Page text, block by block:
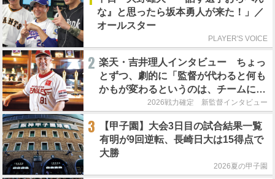
な』と思ったら坂本勇人が来た！」／
オールスター
PLAYER'S VOICE
2 楽天・吉井理人インタビュー ちょっ
とずつ、劇的に「監督が代わると何も
かもが変わるというのは、チームにと
って良くないことなんです」
2026戦力確定 新監督インタビュー
3
【甲子園】大会3日目の試合結果一覧
有明が9回逆転、長崎日大は15得点で
大勝
2026夏の甲子園